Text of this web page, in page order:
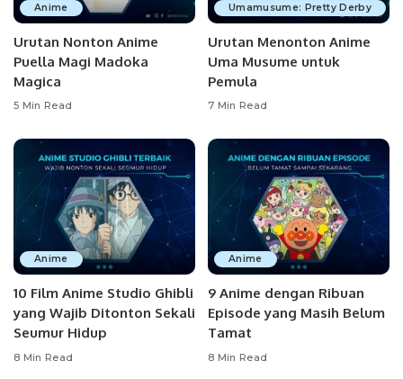
Anime
Urutan Nonton Anime
Puella Magi Madoka
Magica
5 Min Read
Umamusume: Pretty Derby
Urutan Menonton Anime
Uma Musume untuk
Pemula
7 Min Read
Anime
10 Film Anime Studio Ghibli
yang Wajib Ditonton Sekali
Seumur Hidup
8 Min Read
Anime
9 Anime dengan Ribuan
Episode yang Masih Belum
Tamat
8 Min Read